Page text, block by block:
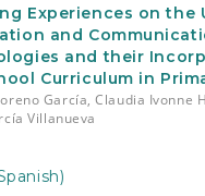
Experiences on the
and
and their
Curriculum in
García, Claudia Ivonne
Villanueva